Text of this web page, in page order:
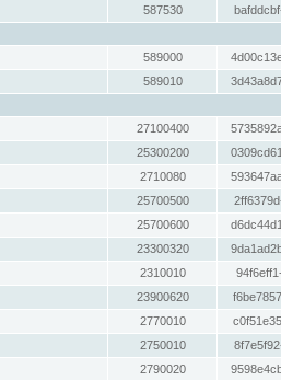
587530
589000
589010
27100400
25300200
2710080
25700500
25700600
23300320
2310010
23900620
2770010
2750010
2790020